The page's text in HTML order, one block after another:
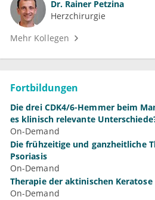
Dr. Rainer Petzina
Herzchirurgie
Mehr Kollegen
Fortbildungen
Die drei CDK4/6-Hemmer beim
es klinisch relevante
On-Demand
Die frühzeitige und ganzheitliche
Psoriasis
On-Demand
Therapie der aktinischen Keratose
On-Demand